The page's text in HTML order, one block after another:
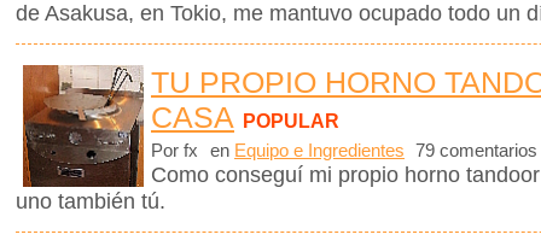
de Asakusa, en Tokio, me mantuvo ocupado todo un
TU PROPIO HORNO
CASA POPULAR
Por fx en Equipo e Ingredientes 79 comentarios
Como conseguí mi propio horno
uno también tú.